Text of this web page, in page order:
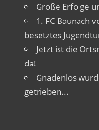
Große Erfolge
1. FC Baunach
besetztes
Jetzt ist die
da!
Gnadenlos
getrieben...